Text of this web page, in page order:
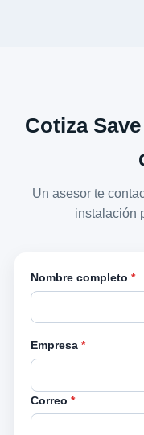
Cotiza
Un asesor te
instalación
Nombre completo *
Empresa *
Correo *